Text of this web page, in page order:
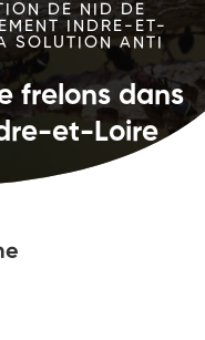
DE NID DE
INDRE-ET-
SOLUTION ANTI
frelons dans
et-Loire